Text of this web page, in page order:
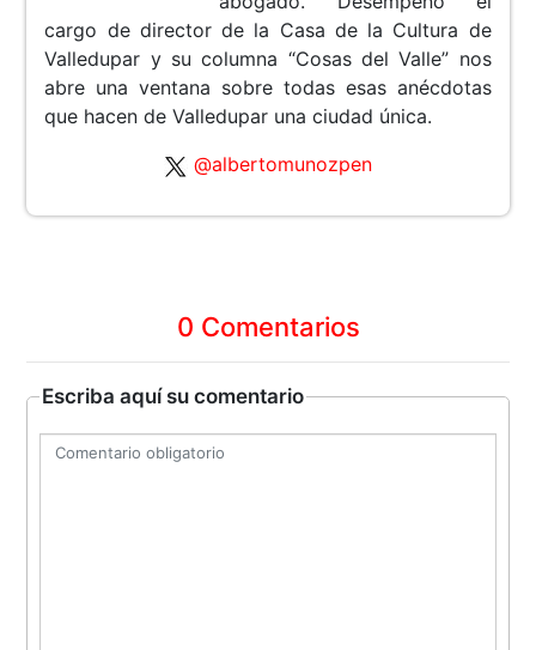
cargo de director de la Casa de la Cultura de
Valledupar y su columna “Cosas del Valle” nos
abre una ventana sobre todas esas anécdotas
que hacen de Valledupar una ciudad única.
@albertomunozpen
0 Comentarios
Escriba aquí su comentario